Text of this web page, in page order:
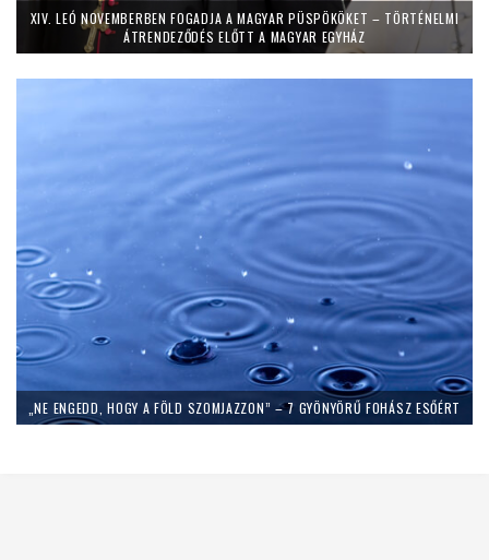
XIV. LEÓ NOVEMBERBEN FOGADJA A MAGYAR PÜSPÖKÖKET – TÖRTÉNELMI
ÁTRENDEZŐDÉS ELŐTT A MAGYAR EGYHÁZ
„NE ENGEDD, HOGY A FÖLD SZOMJAZZON” – 7 GYÖNYÖRŰ FOHÁSZ ESŐÉRT